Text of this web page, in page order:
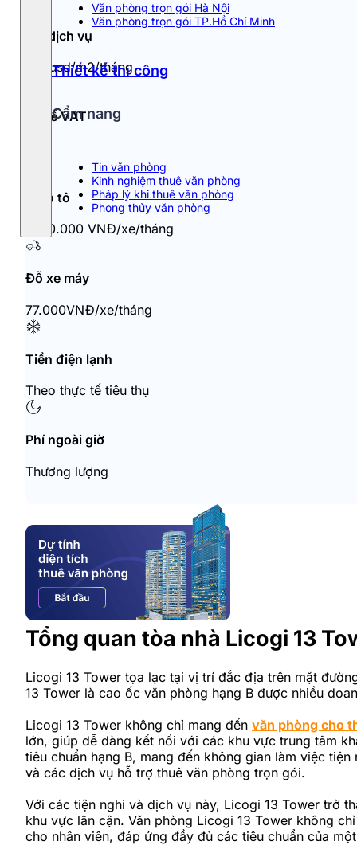
Văn phòng trọn gói Hà Nội
Văn phòng trọn gói TP.Hồ Chí Minh
Thiết kế thi công
Cẩm nang
Tin văn phòng
Kinh nghiệm thuê văn phòng
Pháp lý khi thuê văn phòng
Phong thủy văn phòng
Phí dịch vụ
3.3 usd/m2/tháng
Thuế VAT
Đỗ ô tô
1.100.000 VNĐ/xe/tháng
Đỗ xe máy
77.000VNĐ/xe/tháng
Tiền điện lạnh
Theo thực tế tiêu thụ
Phí ngoài giờ
Thương lượng
Tổng quan tòa nhà Licogi 13
Licogi 13 Tower tọa lạc tại vị trí đắc địa trên mặt
13 Tower là cao ốc văn phòng hạng B được nhiều
Licogi 13 Tower không chỉ mang đến văn phòng cho
lớn, giúp dễ dàng kết nối với các khu vực trung tâm
tiêu chuẩn hạng B, mang đến không gian làm việc
và các dịch vụ hỗ trợ thuê văn phòng trọn gói.
Với các tiện nghi và dịch vụ này, Licogi 13 Tower trở
khu vực lân cận. Văn phòng Licogi 13 Tower không
cho nhân viên, đáp ứng đầy đủ các tiêu chuẩn của